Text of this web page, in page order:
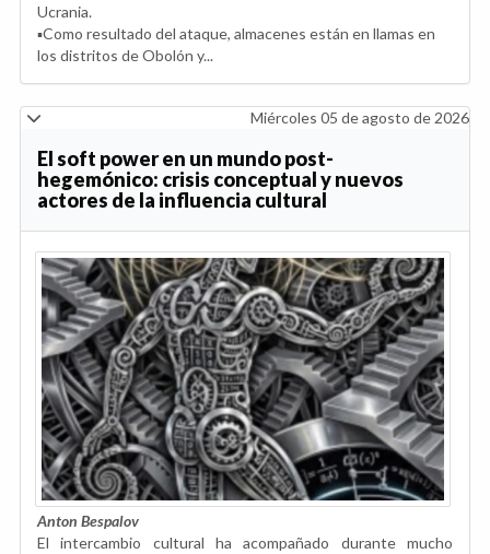
Ucrania.
▪️Como resultado del ataque, almacenes están en llamas en
los distritos de Obolón y...
Miércoles 05 de agosto de 2026
El soft power en un mundo post-
hegemónico: crisis conceptual y nuevos
actores de la influencia cultural
Anton Bespalov
El intercambio cultural ha acompañado durante mucho